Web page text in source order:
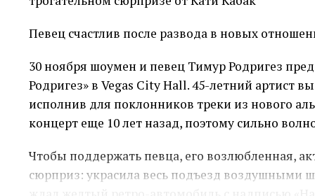
Лерчек и склонял её к инт*му. После интрижки
зрителей не верил, что блогерша даст ему
Источник
Певец счастлив после развода в новых
30 ноября шоумен и певец Тимур Родригез
Родригез» в Vegas City Hall. 45-летний артист
исполнив для поклонников треки из нового
концерт еще 10 лет назад, поэтому сильно
Чтобы поддержать певца, его возлюбленная,
сюрприз: украсила весь подъезд воздушными